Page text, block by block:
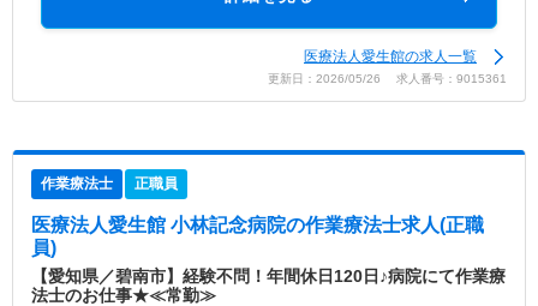
医療法人愛生館の求人一覧
更新日：2026/05/26 求人番号：9015361
作業療法士 正職員
医療法人愛生館 小林記念病院の作業療法士求人(正職
員)
【愛知県／碧南市】経験不問！年間休日120日♪病院にて作業療
法士のお仕事★≪常勤≫